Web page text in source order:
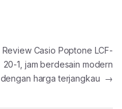
Review Casio Poptone LCF-
20-1, jam berdesain modern
dengan harga terjangkau →